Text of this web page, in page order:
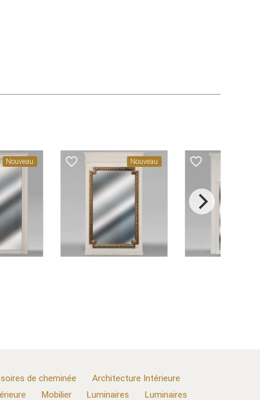
favorite_border Nouveau favorite_border Nouveau
de cheminée
Architecture Intérieure
Mobilier Luminaires
Luminaires